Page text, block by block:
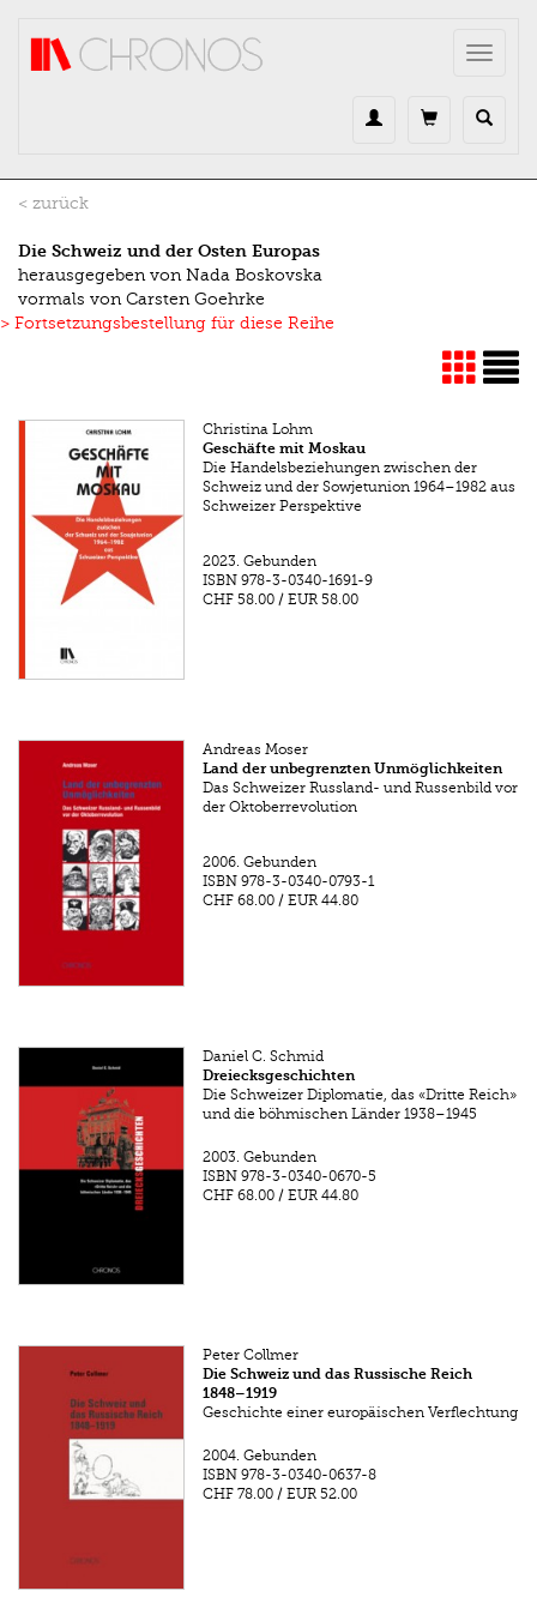
Toggle
< zurück
Die Schweiz und der Osten Europas
herausgegeben von Nada Boskovska
vormals von Carsten Goehrke
> Fortsetzungsbestellung für diese Reihe
Christina Lohm
Geschäfte mit Moskau
Die Handelsbeziehungen zwischen der
Schweiz und der Sowjetunion 1964–1982 aus
Schweizer Perspektive
2023. Gebunden
ISBN 978-3-0340-1691-9
CHF 58.00 /EUR 58.00
Andreas Moser
Land der unbegrenzten Unmöglichkeiten
Das Schweizer Russland- und Russenbild vor
der Oktoberrevolution
2006. Gebunden
ISBN 978-3-0340-0793-1
CHF 68.00 /EUR 44.80
Daniel C. Schmid
Dreiecksgeschichten
Die Schweizer Diplomatie, das «Dritte Reich»
und die böhmischen Länder 1938–1945
2003. Gebunden
ISBN 978-3-0340-0670-5
CHF 68.00 /EUR 44.80
Peter Collmer
Die Schweiz und das Russische Reich
1848–1919
Geschichte einer europäischen Verflechtung
2004. Gebunden
ISBN 978-3-0340-0637-8
CHF 78.00 /EUR 52.00